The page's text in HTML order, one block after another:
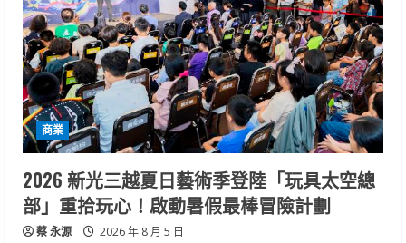
商業
2026 新光三越夏日藝術季登陸「玩具太空總
部」重拾玩心！啟動暑假最棒冒險計劃
蔡 永源 2026 年 8 月 5 日